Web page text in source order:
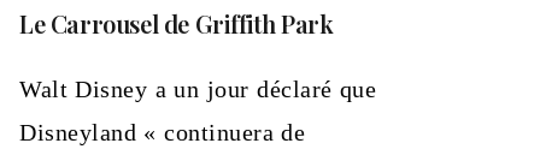
Le Carrousel de Griffith Park
Walt Disney a un jour déclaré que
Disneyland « continuera de